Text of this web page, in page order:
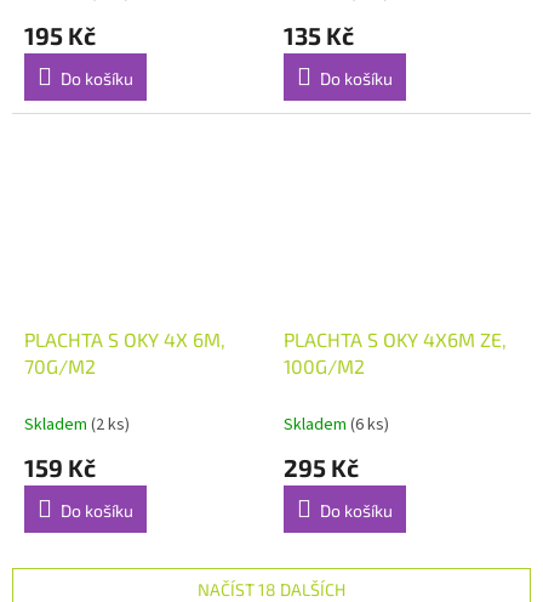
195 Kč
Do košíku
135 Kč
Do košíku
PLACHTA S OKY 4X 6M,
70G/M2
Skladem (2 ks)
159 Kč
Do košíku
PLACHTA S OKY 4X6M ZE,
100G/M2
Skladem (6 ks)
295 Kč
Do košíku
NAČÍST 18 DALŠÍCH